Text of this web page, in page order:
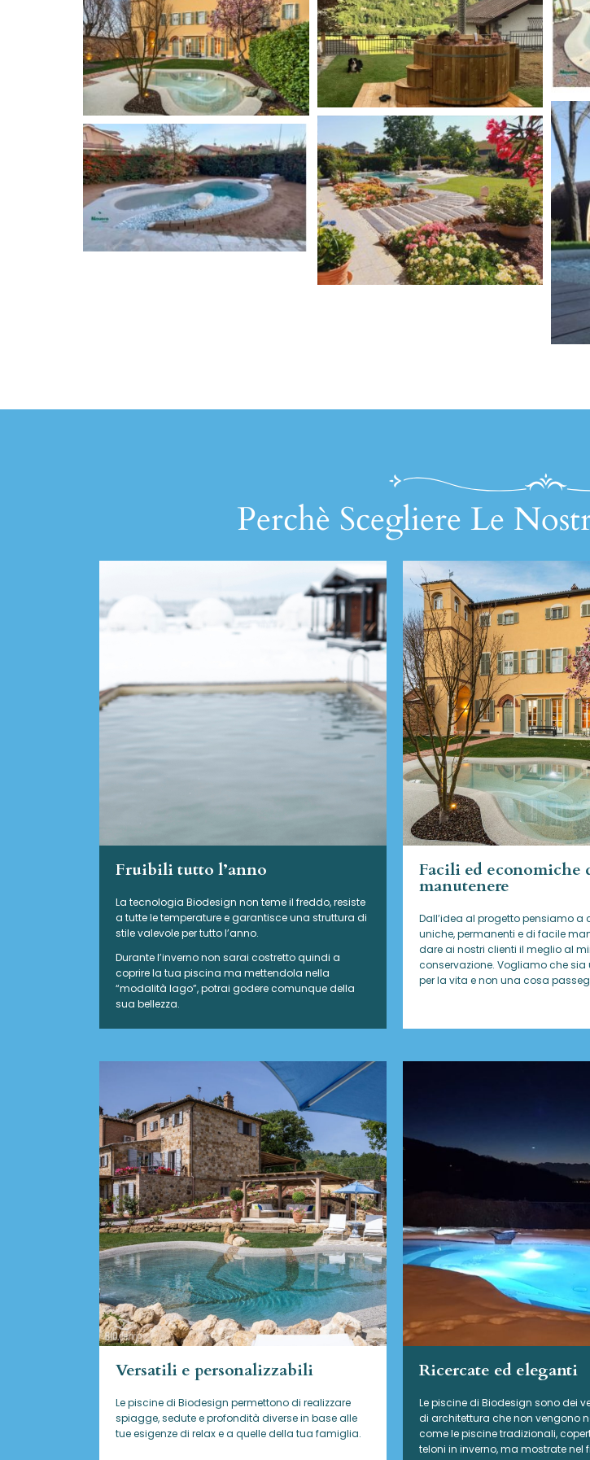
Perchè Scegliere Le
Fruibili tutto l’anno
La tecnologia Biodesign non teme il freddo, resiste
a tutte le temperature e garantisce una struttura di
stile valevole per tutto l’anno.
Durante l’inverno non sarai costretto quindi a
coprire la tua piscina ma mettendola nella
“modalità lago”, potrai godere comunque della
sua bellezza.
Facili ed economiche
manutenere
Dall’idea al progetto pensiamo a
uniche, permanenti e di facile
dare ai nostri clienti il meglio al
conservazione. Vogliamo che sia
per la vita e non una cosa
Versatili e personalizzabili
Le piscine di Biodesign permettono di realizzare
spiagge, sedute e profondità diverse in base alle
tue esigenze di relax e a quelle della tua famiglia.
Ricercate ed eleganti
Le piscine di Biodesign sono dei
di architettura che non vengono
come le piscine tradizionali,
teloni in inverno, ma mostrate nel